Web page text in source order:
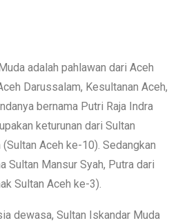
adalah pahlawan dari Aceh
Darussalam, Kesultanan Aceh,
bernama Putri Raja Indra
keturunan dari Sultan
Aceh ke-10). Sedangkan
Sultan Mansur Syah, Putra dari
Sultan Aceh ke-3).
dewasa, Sultan Iskandar Muda